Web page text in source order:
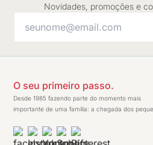
Novidades, promoções e
O seu primeiro passo.
Desde 1985 fazendo parte do momento mais
importante de uma família: a chegada dos